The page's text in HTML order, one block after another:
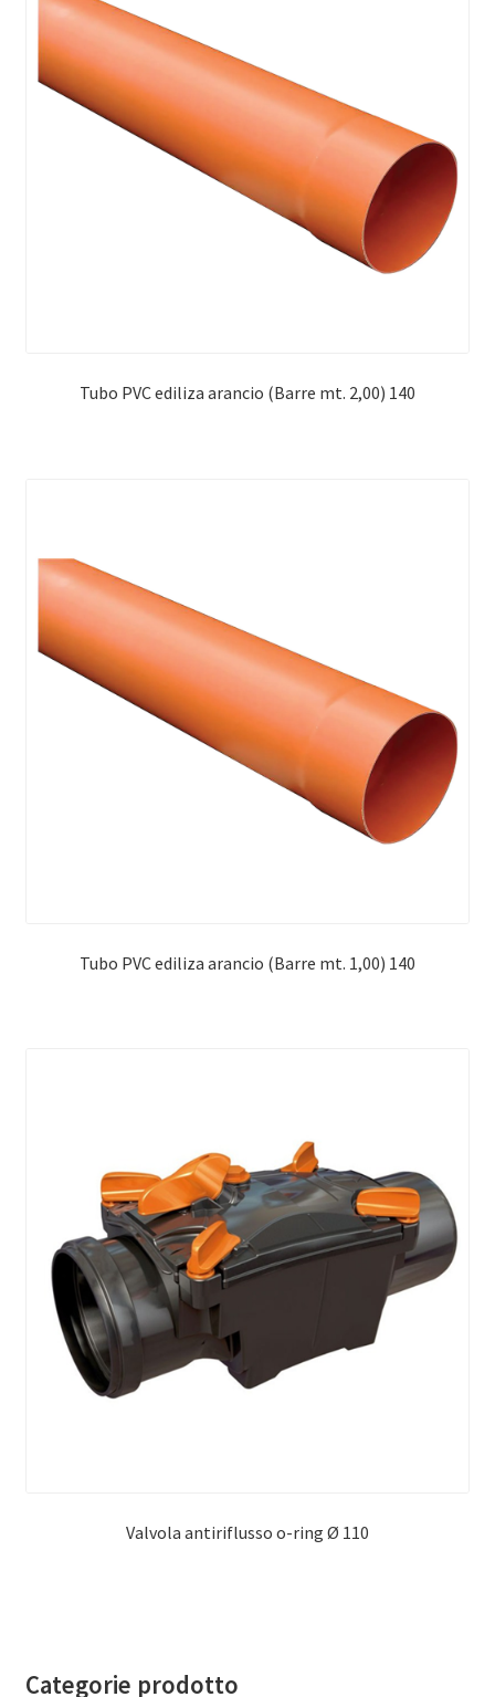
Tubo PVC ediliza arancio (Barre mt. 2,00) 140
Tubo PVC ediliza arancio (Barre mt. 1,00) 140
Valvola antiriflusso o-ring Ø 110
Categorie prodotto